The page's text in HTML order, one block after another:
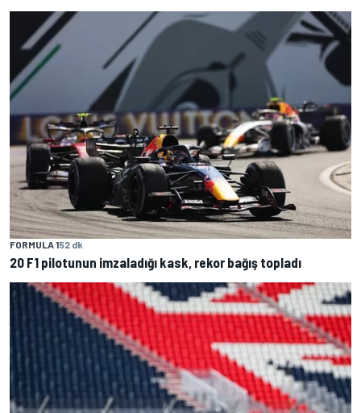
FORMULA 152 dk
20 F1 pilotunun imzaladığı kask, rekor bağış topladı